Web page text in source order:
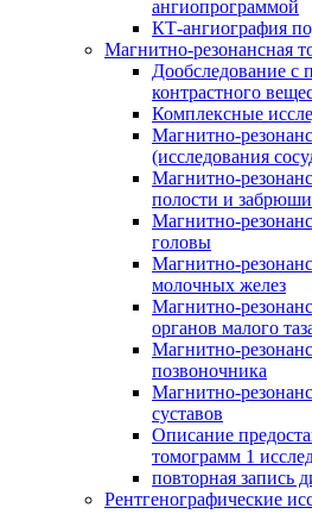
ангиопрограммой
КТ-ангиография
Магнитно-резонансная
Дообследование с
контрастного
Комплексные
Магнитно-
(исследования
Магнитно-
полости и
Магнитно-
головы
Магнитно-
молочных желез
Магнитно-
органов малого
Магнитно-
позвоночника
Магнитно-
суставов
Описание
томограмм 1
повторная запись
Рентгенографические